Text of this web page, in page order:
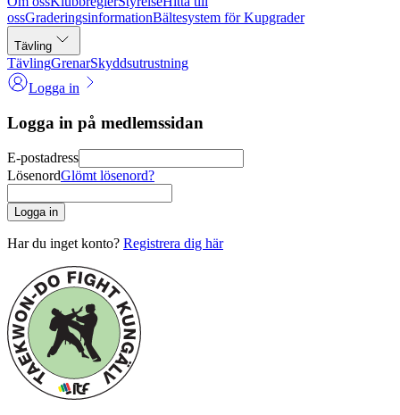
ossGraderingsinformationBältesystem för Kupgrader
Tävling
TävlingGrenarSkyddsutrustning
Logga in
Logga in på medlemssidan
E-postadress
LösenordGlömt lösenord?
Logga in
Har du inget konto? Registrera dig här